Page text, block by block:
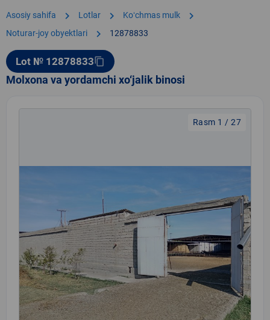
Asosiy sahifa chevron_right Lotlar chevron_right Koʻchmas mulk chevron_right
Noturar-joy obyektlari chevron_right 12878833
Lot № 12878833content_copy
Molxona va yordamchi xo‘jalik binosi
Rasm 1 / 27